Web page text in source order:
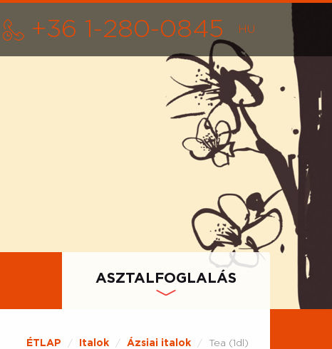
+36 1-280-0845
ASZTALFOGLALÁS
ÉTLAP Italok Ázsiai italok Tea (1dl)